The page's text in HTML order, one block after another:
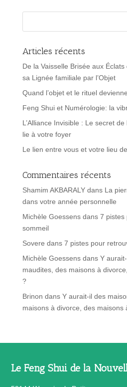
Articles récents
De la Vaisselle Brisée aux
sa Lignée familiale par l’Objet
Quand l’objet et le rituel
Feng Shui et Numérologie: la
L’Alliance Invisible : Le secret
lie à votre foyer
Le lien entre vous et votre lieu
Commentaires récents
Shamim AKBARALYdans La
dans votre année personnelle
Michèle Goessensdans 7 pistes
sommeil
Sovere dans 7 pistes pour
Michèle Goessensdans Y
maudites, des maisons à
?
Brinon dans Y aurait-il des
maisons à divorce, des maisons
Le Feng Shui de la